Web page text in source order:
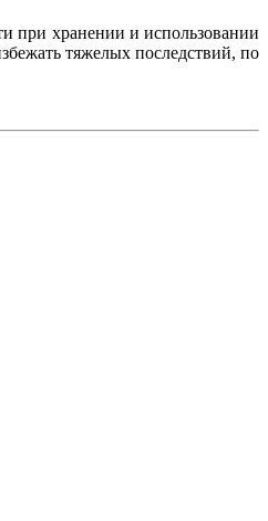
при хранении и использовании
тяжелых последствий, по